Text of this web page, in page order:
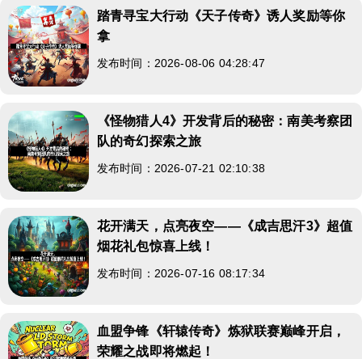
踏青寻宝大行动《天子传奇》诱人奖励等你
拿
发布时间：2026-08-06 04:28:47
《怪物猎人4》开发背后的秘密：南美考察团
队的奇幻探索之旅
发布时间：2026-07-21 02:10:38
花开满天，点亮夜空——《成吉思汗3》超值
烟花礼包惊喜上线！
发布时间：2026-07-16 08:17:34
血盟争锋《轩辕传奇》炼狱联赛巅峰开启，
荣耀之战即将燃起！